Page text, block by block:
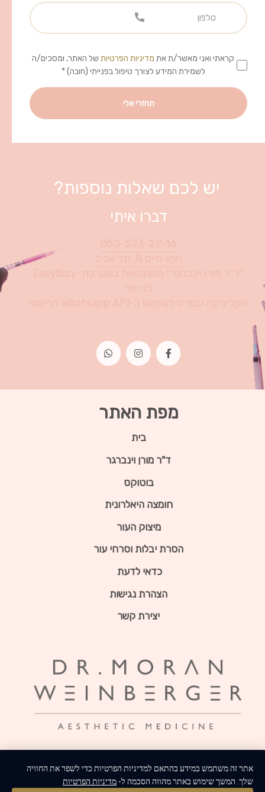
קראתי ואני מאשר/ת את מדיניות הפרטיות של האתר, ומסכים/ה
לשמירת המידע לצורך טיפול בפנייתי (חובה) *
יש לכם שאלות נוספות?
דברו איתי
מפת האתר
בית
ד"ר מורן וינברגר
בוטוקס
חומצה היאלרונית
מיצוק העור
הסרת יבלות וסרחי עור
כדאי לדעת
הצהרת נגישות
יצירת קשר
אתר זה משתמש במידע בהתאם למדיניות הפרטיות כדי לשפר את החוויה
שלך. המשך שימוש באתר מהווה הסכמה ל- מדיניות הפרטיות